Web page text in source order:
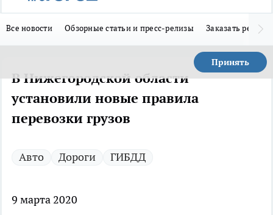
Все новости Обзорные статьи и пресс-релизы Заказать
Принять
В Нижегородской области
установили новые правила
перевозки грузов
Авто Дороги ГИБДД
9 марта 2020